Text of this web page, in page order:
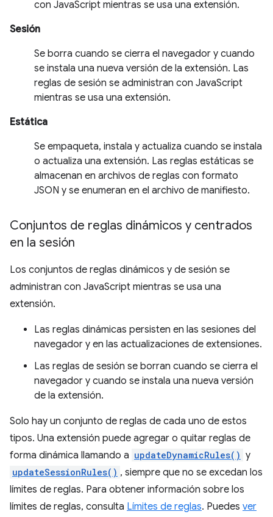
con JavaScript mientras se usa una extensión.
Sesión
Se borra cuando se cierra el navegador y cuando
se instala una nueva versión de la extensión. Las
reglas de sesión se administran con JavaScript
mientras se usa una extensión.
Estática
Se empaqueta, instala y actualiza cuando se instala
o actualiza una extensión. Las reglas estáticas se
almacenan en archivos de reglas con formato
JSON y se enumeran en el archivo de manifiesto.
Conjuntos de reglas dinámicos y centrados
en la sesión
Los conjuntos de reglas dinámicos y de sesión se
administran con JavaScript mientras se usa una
extensión.
Las reglas dinámicas persisten en las sesiones del
navegador y en las actualizaciones de extensiones.
Las reglas de sesión se borran cuando se cierra el
navegador y cuando se instala una nueva versión
de la extensión.
Solo hay un conjunto de reglas de cada uno de estos
tipos. Una extensión puede agregar o quitar reglas de
forma dinámica llamando a updateDynamicRules() y
updateSessionRules() , siempre que no se excedan los
límites de reglas. Para obtener información sobre los
límites de reglas, consulta Límites de reglas. Puedes ver